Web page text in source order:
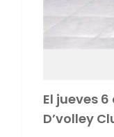
El jueves
D’volley